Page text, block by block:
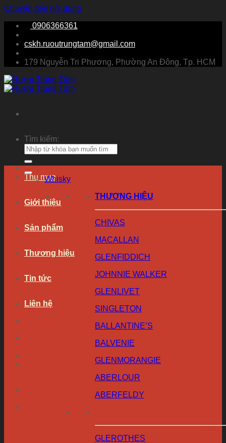
Chuyển đến nội dung
0906366361
cskh.ruoutrungtam@gmail.com
179 Nguyễn Tri Phương, Phường An Đông, Tp. HCM
Tìm kiếm:
Thu mua
Giới thiệu
Sản phẩm
Thương hiệu
Tin tức
Liên hệ
Whisky
THƯƠNG HIỆU
CHIVAS
MACALLAN
GLENFIDDICH
JOHNNIE WALKER
GLENLIVET
SINGLETON
BALLANTINE’S
BALVENIE
GLENMORANGIE
ABERLOUR
ABERFELDY
GLEROTHES